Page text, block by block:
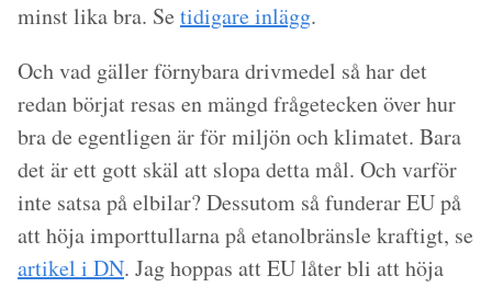
minst lika bra. Se tidigare inlägg.
Och vad gäller förnybara drivmedel så har det
redan börjat resas en mängd frågetecken över hur
bra de egentligen är för miljön och klimatet. Bara
det är ett gott skäl att slopa detta mål. Och varför
inte satsa på elbilar? Dessutom så funderar EU på
att höja importtullarna på etanolbränsle kraftigt, se
artikel i DN. Jag hoppas att EU låter bli att höja